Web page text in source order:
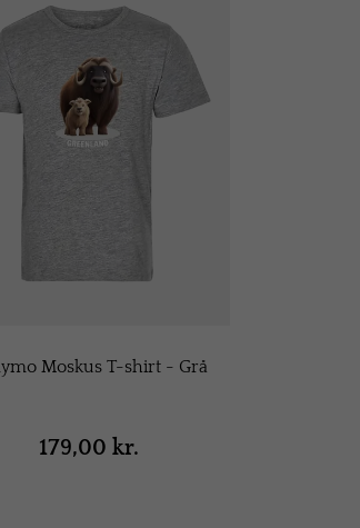
Moskus T-shirt - Grå
179,00 kr.